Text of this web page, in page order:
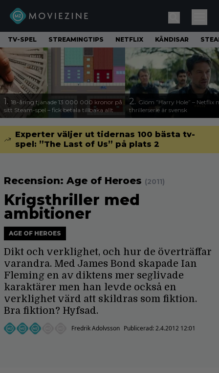
TV-SPEL STREAMINGTIPS NETFLIX KÄNDISAR
1. 18-åring tjänade 13 000 000 kronor på
sitt Steam-spel – fick betala tillbaka allt
2. Glöm ”Harry Hole” – Netflix
thrillerserie är svensk
Experter väljer ut tidernas 100 bästa tv-
spel: ”The Last of Us” på plats 2
Recension: Age of Heroes (2011)
Krigsthriller med
ambitioner
AGE OF HEROES
Dikt och verklighet, och hur de överträffar
varandra. Med James Bond skapade Ian
Fleming en av diktens mer seglivade
karaktärer men han levde också en
verklighet värd att skildras som fiktion.
Bra fiktion? Hyfsad.
Fredrik Adolvsson Publicerad:2.4.2012 12:01